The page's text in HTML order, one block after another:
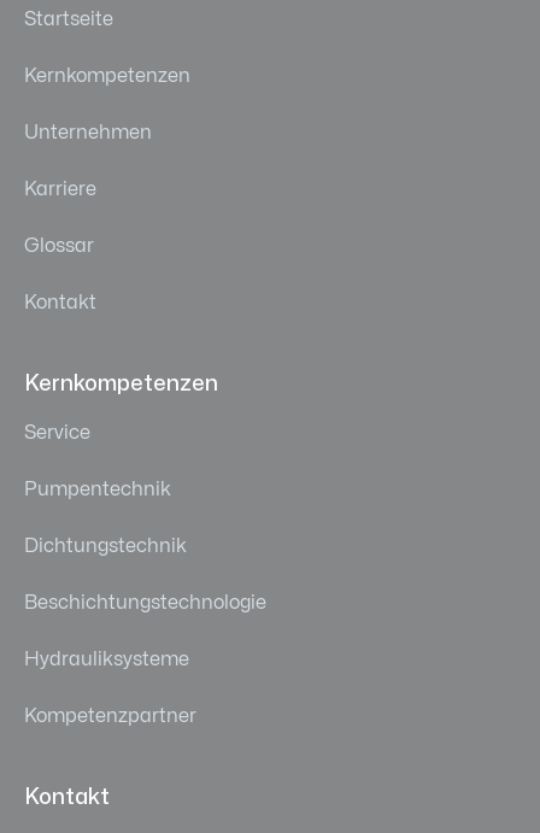
Startseite
Kernkompetenzen
Unternehmen
Karriere
Glossar
Kontakt
Kernkompetenzen
Service
Pumpentechnik
Dichtungstechnik
Beschichtungstechnologie
Hydrauliksysteme
Kompetenzpartner
Kontakt